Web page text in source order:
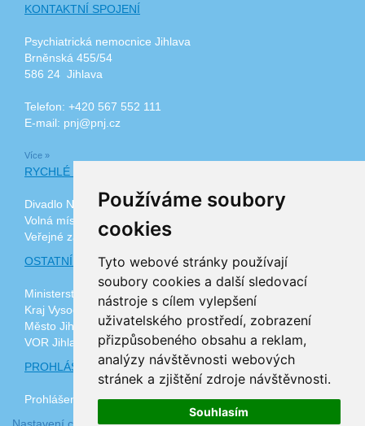
Používáme soubory
cookies
Tyto webové stránky používají
soubory cookies a další sledovací
nástroje s cílem vylepšení
uživatelského prostředí, zobrazení
přizpůsobeného obsahu a reklam,
analýzy návštěvnosti webových
stránek a zjištění zdroje návštěvnosti.
Souhlasím
KONTAKTNÍ SPOJENÍ
Psychiatrická nemocnice Jihlava
Brněnská 455/54
586 24 Jihlava
Telefon: +420 567 552 111
E-mail: pnj@pnj.cz
Více »
RYCHLÉ ODKAZY
Divadlo Na Kopečku
Volná místa
Veřejné zakázky
OSTATNÍ ODKAZY
Ministerstvo zdravotnictví ČR
Kraj Vysočina
Město Jihlava
VOR Jihlava, z.ú.
PROHLÁŠENÍ O PŘÍSTUPNOSTI
Prohlášení o přístupnosti